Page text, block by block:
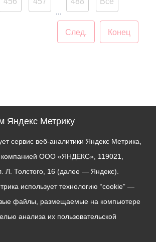
...
Конец
След.
Яндекс Метрику
сервис веб-аналитики Яндекс Метрика,
компанией ООО «ЯНДЕКС», 119021,
Л. Толстого, 16 (далее — Яндекс).
использует технологию “cookie” —
файлы, размещаемые на компьютере
анализа их пользовательской